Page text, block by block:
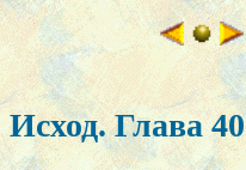
Исход. Глава 40